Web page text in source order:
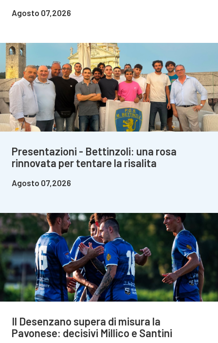
Agosto 07,2026
Presentazioni - Bettinzoli: una rosa
rinnovata per tentare la risalita
Agosto 07,2026
Il Desenzano supera di misura la
Pavonese: decisivi Millico e Santini